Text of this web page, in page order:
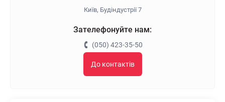
Київ, Будіндустрії 7
Зателефонуйте нам:
(050) 423-35-50
До контактів